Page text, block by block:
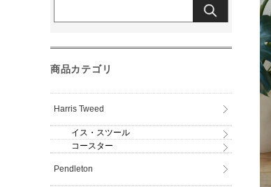
商品カテゴリ
Harris Tweed
イス・スツール
コースター
Pendleton